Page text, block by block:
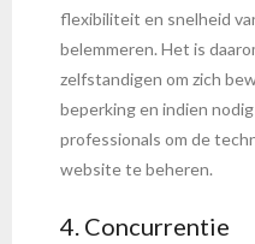
flexibiliteit en snelheid
belemmeren. Het is
zelfstandigen om zich
beperking en indien
professionals om de
website te beheren.
4. Concurrentie